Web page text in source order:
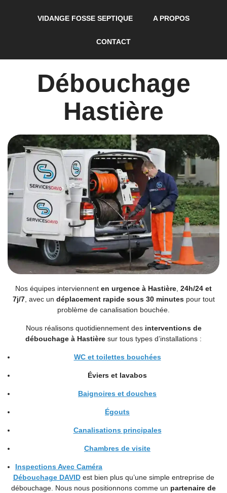
VIDANGE FOSSE SEPTIQUE A PROPOS
CONTACT
Débouchage
Hastière
Nos équipes interviennent en urgence à Hastière, 24h/24 et
7j/7, avec un déplacement rapide sous 30 minutespour tout
problème de canalisation bouchée.
Nous réalisons quotidiennement des interventions de
débouchage à Hastière sur tous types d’installations :
WC et toilettes bouchées
Éviers et lavabos
Baignoires et douches
Égouts
Canalisations principales
Chambres de visite
Inspections Avec Caméra
Débouchage DAVIDest bien plus qu’une simple entreprise de
débouchage. Nous nous positionnons comme un partenaire de